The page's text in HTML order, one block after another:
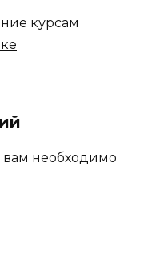
курсам
необходимо